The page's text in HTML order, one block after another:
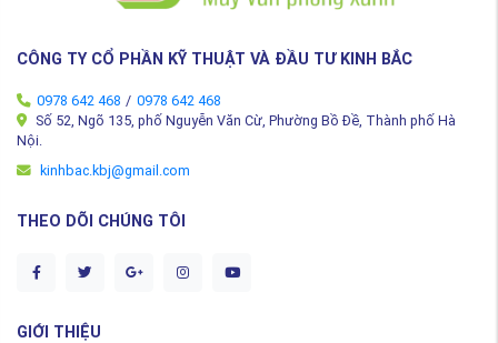
CÔNG TY CỔ PHẦN KỸ THUẬT VÀ ĐẦU TƯ KINH BẮC
0978 642 468 / 0978 642 468
Số 52, Ngõ 135, phố Nguyễn Văn Cừ, Phường Bồ Đề, Thành phố Hà
Nội.
kinhbac.kbj@gmail.com
THEO DÕI CHÚNG TÔI
GIỚI THIỆU